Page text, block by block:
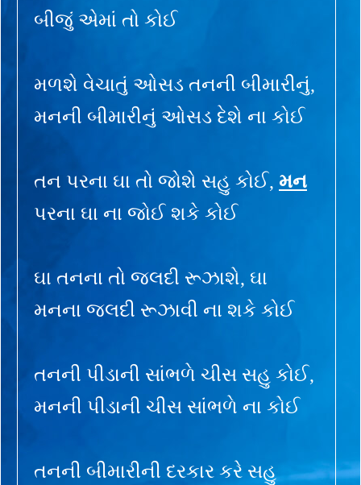
બીજું એમાં તો કોઈ
મળશે વેચાતું ઓસડ તનની બીમારીનું,
મનની બીમારીનું ઓસડ દેશે ના કોઈ
તન પરના ઘા તો જોશે સહુ કોઈ, મન
પરના ઘા ના જોઈ શકે કોઈ
ઘા તનના તો જલદી રૂઝાશે, ઘા
મનના જલદી રૂઝાવી ના શકે કોઈ
તનની પીડાની સાંભળે ચીસ સહુ કોઈ,
મનની પીડાની ચીસ સાંભળે ના કોઈ
તનની બીમારીની દરકાર કરે સહુ